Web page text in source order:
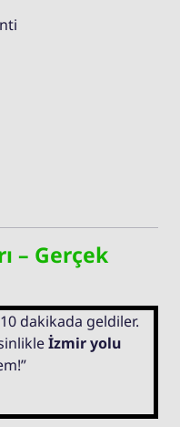
– Gerçek
dakikada geldiler.
İzmir yolu